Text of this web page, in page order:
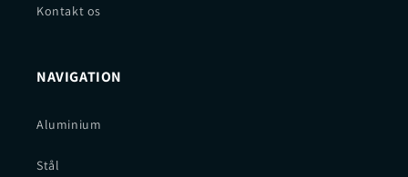
Kontakt os
NAVIGATION
Aluminium
Stål